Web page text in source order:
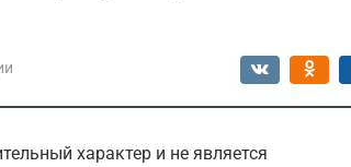
характер и не является